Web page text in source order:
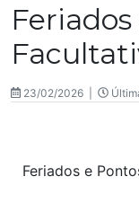
23/02/2026 |
Feriados e